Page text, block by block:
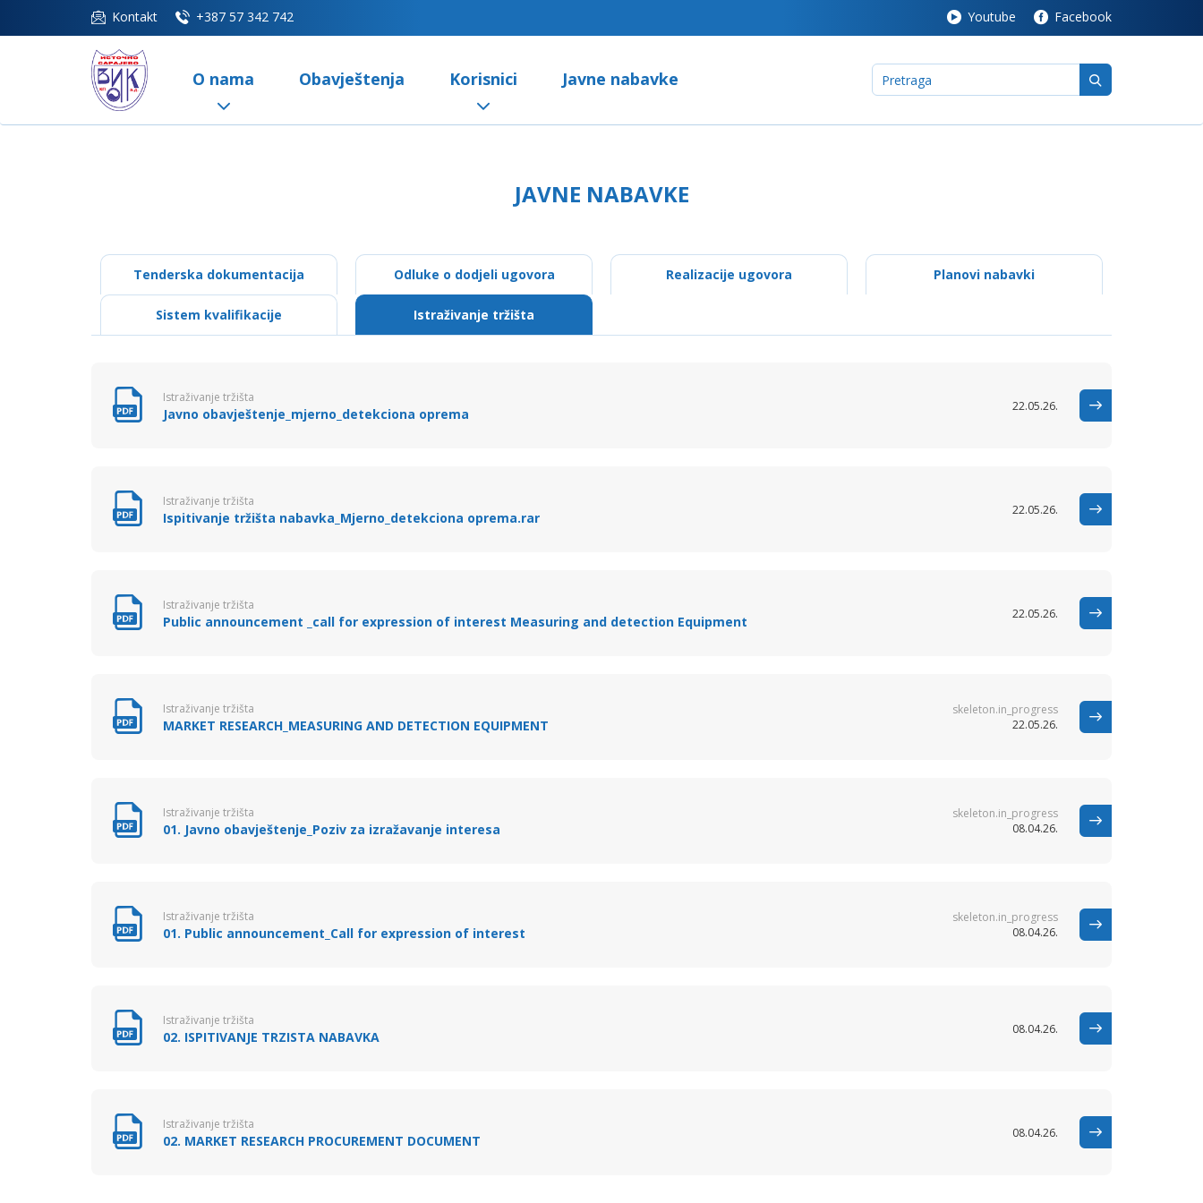
Kontakt +387 57 342 742 Youtube Facebook
O nama Obavještenja Korisnici Javne nabavke
JAVNE NABAVKE
Tenderska dokumentacija Odluke o dodjeli ugovora Realizacije ugovora Planovi nabavki
Sistem kvalifikacije Istraživanje tržišta
Istraživanje tržišta
Javno obavještenje_mjerno_detekciona oprema 22.05.26.
Istraživanje tržišta
Ispitivanje tržišta nabavka_Mjerno_detekciona oprema.rar 22.05.26.
Istraživanje tržišta
Public announcement _call for expression of interest Measuring and detection Equipment 22.05.26.
Istraživanje tržišta
MARKET RESEARCH_MEASURING AND DETECTION EQUIPMENT
skeleton.in_progress
22.05.26.
Istraživanje tržišta
01. Javno obavještenje_Poziv za izražavanje interesa
skeleton.in_progress
08.04.26.
Istraživanje tržišta
01. Public announcement_Call for expression of interest
skeleton.in_progress
08.04.26.
Istraživanje tržišta
02. ISPITIVANJE TRZISTA NABAVKA 08.04.26.
Istraživanje tržišta
02. MARKET RESEARCH PROCUREMENT DOCUMENT 08.04.26.